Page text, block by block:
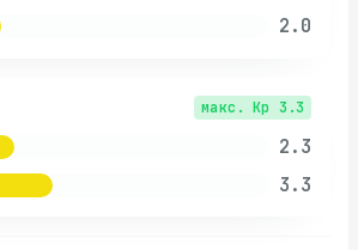
2.0
макс. Kp 3.3
2.3
3.3